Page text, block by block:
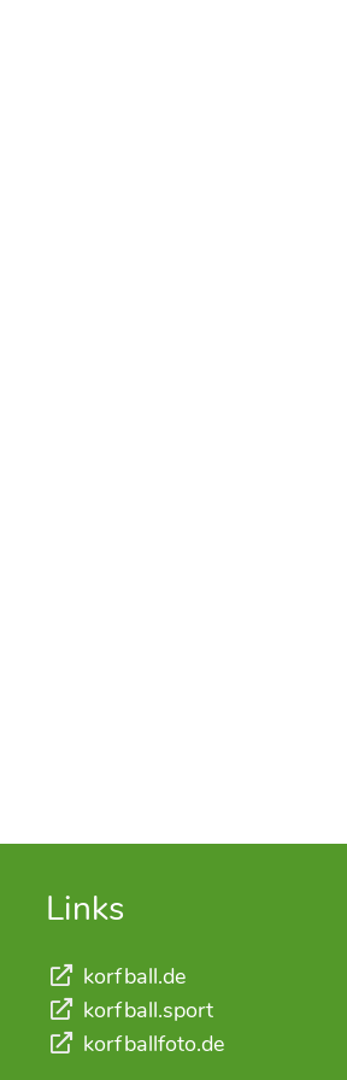
Links
korfball.de
korfball.sport
korfballfoto.de